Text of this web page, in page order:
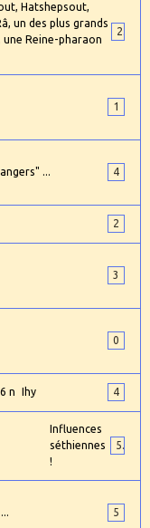
Hatshepsout,
un des plus grands
une Reine-pharaon
1
... 4
2
3
0
Ihy 4
Influences
séthiennes
!
5
5